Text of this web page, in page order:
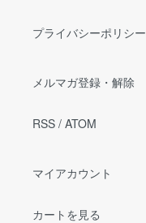
プライバシーポリシー
メルマガ登録・解除
RSS / ATOM
マイアカウント
カートを見る